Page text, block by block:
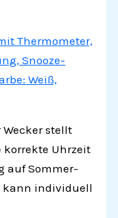
Thermometer,
Snooze-
Weiß,
Wecker stellt
Uhrzeit
auf Sommer-
kann individuell